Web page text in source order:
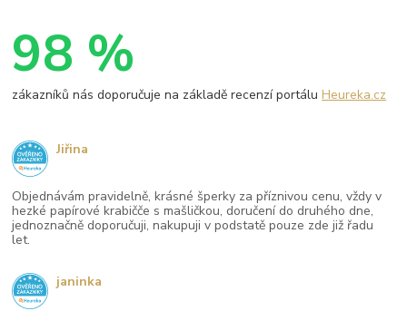
98 %
zákazníků nás doporučuje na základě recenzí portáluHeureka.cz
Objednávám pravidelně, krásné šperky za příznivou cenu, vždy v
hezké papírové krabičče s mašličkou, doručení do druhého dne,
jednoznačně doporučuji, nakupuji v podstatě pouze zde již řadu
let.
Jiřina
janinka